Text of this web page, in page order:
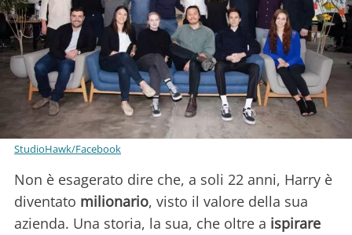
StudioHawk/Facebook
Non è esagerato dire che, a soli 22 anni, Harry è
diventato milionario, visto il valore della sua
azienda. Una storia, la sua, che oltre a ispirare